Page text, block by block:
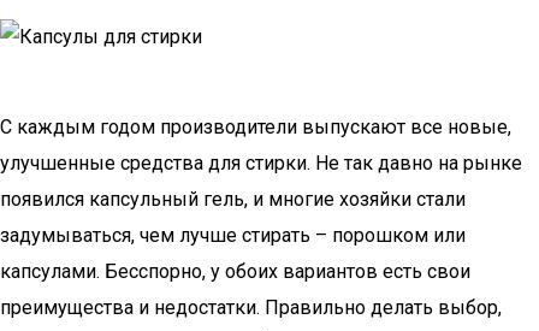
С каждым годом производители выпускают все новые,
улучшенные средства для стирки. Не так давно на рынке
появился капсульный гель, и многие хозяйки стали
задумываться, чем лучше стирать – порошком или
капсулами. Бесспорно, у обоих вариантов есть свои
преимущества и недостатки. Правильно делать выбор,